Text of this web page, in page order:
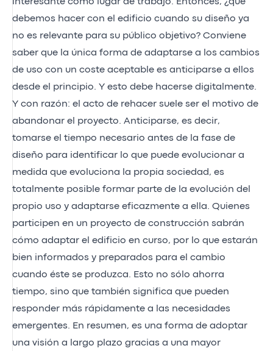
interesante como lugar de trabajo. Entonces, ¿qué
debemos hacer con el edificio cuando su diseño ya
no es relevante para su público objetivo? Conviene
saber que la única forma de adaptarse a los cambios
de uso con un coste aceptable es anticiparse a ellos
desde el principio. Y esto debe hacerse digitalmente.
Y con razón: el acto de rehacer suele ser el motivo de
abandonar el proyecto. Anticiparse, es decir,
tomarse el tiempo necesario antes de la fase de
diseño para identificar lo que puede evolucionar a
medida que evoluciona la propia sociedad, es
totalmente posible formar parte de la evolución del
propio uso y adaptarse eficazmente a ella. Quienes
participen en un proyecto de construcción sabrán
cómo adaptar el edificio en curso, por lo que estarán
bien informados y preparados para el cambio
cuando éste se produzca. Esto no sólo ahorra
tiempo, sino que también significa que pueden
responder más rápidamente a las necesidades
emergentes. En resumen, es una forma de adoptar
una visión a largo plazo gracias a una mayor